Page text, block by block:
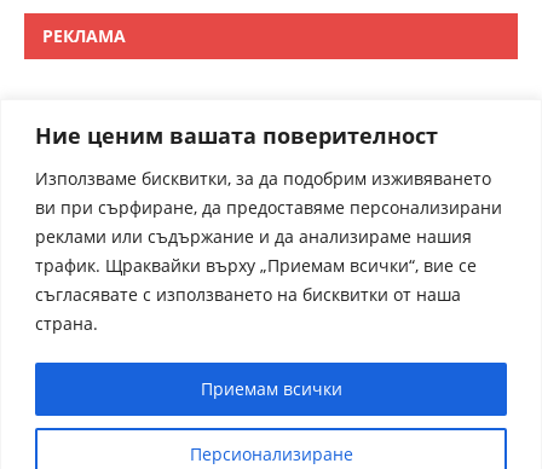
Ние ценим вашата поверителност
Използваме бисквитки, за да подобрим изживяването
ви при сърфиране, да предоставяме персонализирани
реклами или съдържание и да анализираме нашия
трафик. Щраквайки върху „Приемам всички“, вие се
съгласявате с използването на бисквитки от наша
страна.
Персионализиране
Приемам всички
РЕКЛАМА